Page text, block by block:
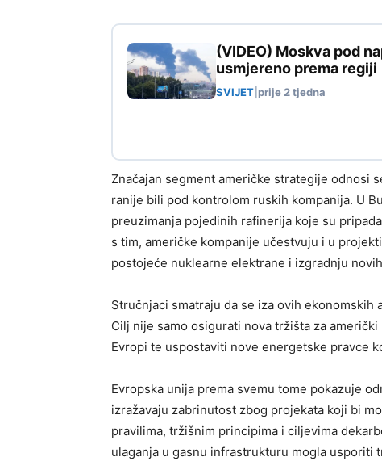
(VIDEO) Moskva pod
usmjereno prema regiji
SVIJET prije 2 tjedna
Značajan segment američke strategije odnosi
ranije bili pod kontrolom ruskih kompanija. U
preuzimanja pojedinih rafinerija koje su
s tim, američke kompanije učestvuju i u
postojeće nuklearne elektrane i izgradnju
Stručnjaci smatraju da se iza ovih
Cilj nije samo osigurati nova tržišta za
Evropi te uspostaviti nove energetske pravce
Evropska unija prema svemu tome pokazuje
izražavaju zabrinutost zbog projekata koji bi
pravilima, tržišnim principima i ciljevima
ulaganja u gasnu infrastrukturu mogla